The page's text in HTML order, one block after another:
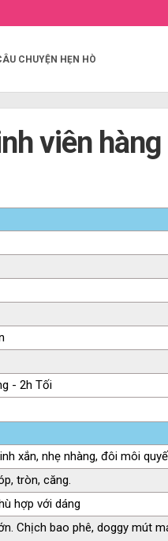
CHUYỆN HẸN HÒ
viên
- 2h Tối
xắn, nhẹ nhàng, đôi môi
tròn, căng.
hợp với dáng
Chịch bao phê, doggy mút